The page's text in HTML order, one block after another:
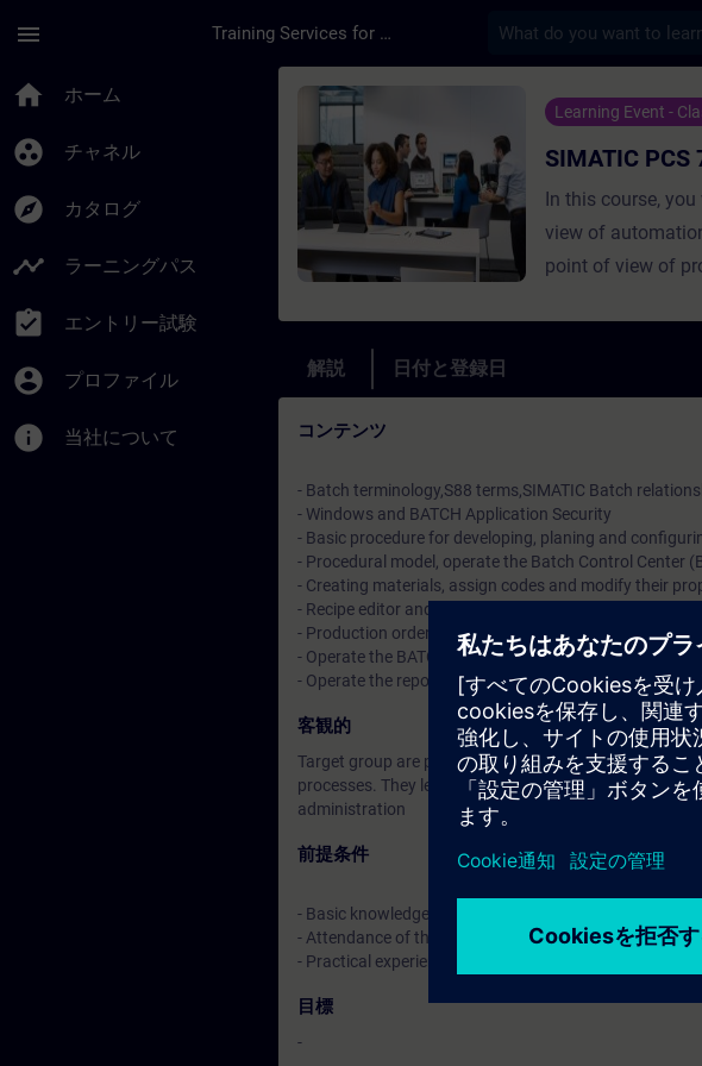
menu Training Services for Digital Industries
home ホーム
group_work チャネル
explore カタログ
timeline ラーニングパス
assignment_turned_in エントリー試験
account_circle プロファイル
info 当社について
コース - SIMATIC PCS 7,
Learning Event -
SIMATIC PCS
In this course,
view of
point of view of
解説 日付と登録日
コンテンツ
- Batch terminology,S88 terms,SIMATIC Batch
- Windows and BATCH Application Security
- Basic procedure for developing, planing and
- Procedural model, operate the Batch Control Center
- Creating materials, assign codes and modify their
- Recipe editor and master recipe
- Production orders,batches chaining control of batch
- Operate the BATCH Control
- Operate the reports and archiving system
客観的
Target group are project managers and assistants,
processes. They learn about batch Basics and the
administration
前提条件
- Basic knowledge of electrical engineering, control
- Attendance of the system course"ST-PCS7SYS"is
- Practical experience in the project planning of SIMATIC
目標
-